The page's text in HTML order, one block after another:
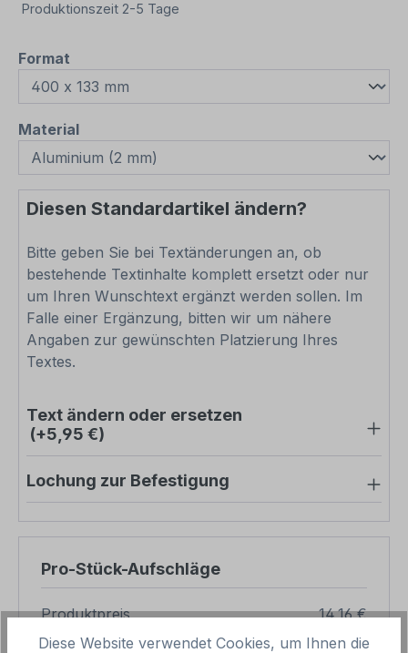
Produktionszeit 2-5 Tage
Format
Materialauswählen
Diesen Standardartikel ändern?
Bitte geben Sie bei Textänderungen an, ob
bestehende Textinhalte komplett ersetzt oder nur
um Ihren Wunschtext ergänzt werden sollen. Im
Falle einer Ergänzung, bitten wir um nähere
Angaben zur gewünschten Platzierung Ihres
Textes.
Text ändern oder ersetzen
(+5,95 €)
Lochung zur Befestigung
Pro-Stück-Aufschläge
Produktpreis
14,16 €
Zwischensumme
14,16 €
Diese Website verwendet Cookies, um Ihnen die